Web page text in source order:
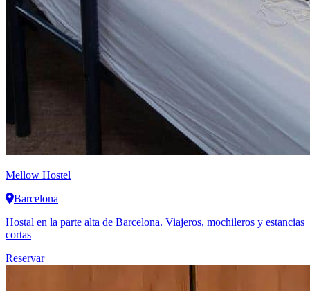
Mellow Hostel
Barcelona
Hostal en la parte alta de Barcelona. Viajeros, mochileros y estancias
cortas
Reservar